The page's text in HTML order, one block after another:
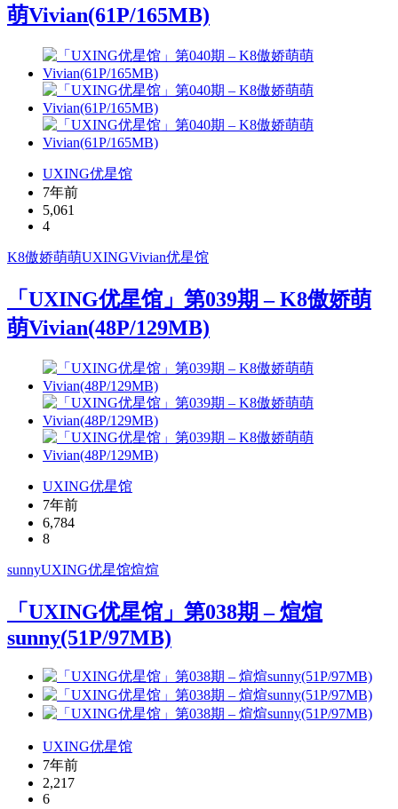
萌Vivian(61P/165MB)
UXING优星馆
7年前
5,061
4
K8傲娇萌萌UXINGVivian优星馆
「UXING优星馆」第039期 – K8傲娇萌
萌Vivian(48P/129MB)
UXING优星馆
7年前
6,784
8
sunnyUXING优星馆煊煊
「UXING优星馆」第038期 – 煊煊
sunny(51P/97MB)
UXING优星馆
7年前
2,217
6